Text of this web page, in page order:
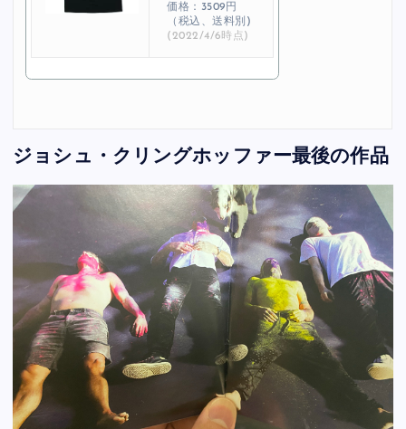
価格：3509円
（税込、送料別)
(2022/4/6時点)
ジョシュ・クリングホッファー最後の作品